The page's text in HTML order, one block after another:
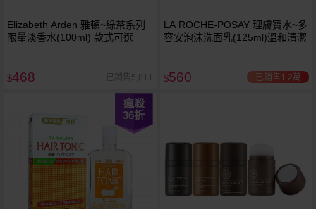
Elizabeth Arden 雅頓~綠茶系列
限量淡香水(100ml) 款式可選
$468 已銷售5,811
LA ROCHE-POSAY 理膚寶水~多
容安泡沫洗面乳(125ml)溫和清潔
$560 已銷售1.2萬
瘋殺
36折